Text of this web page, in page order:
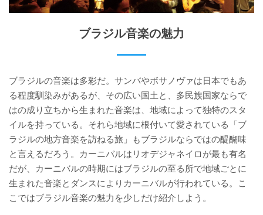
ブラジル音楽の魅力
ブラジルの音楽は多彩だ。サンバやボサノヴァは日本でもあ
る程度馴染みがあるが、その広い国土と、多民族国家ならで
はの成り立ちから生まれた音楽は、地域によって独特のスタ
イルを持っている。それら地域に根付いて愛されている「ブ
ラジルの地方音楽を訪ねる旅」もブラジルならではの醍醐味
と言えるだろう。カーニバルはリオデジャネイロが最も有名
だが、カーニバルの時期にはブラジルの至る所で地域ごとに
生まれた音楽とダンスによりカーニバルが行われている。こ
こではブラジル音楽の魅力を少しだけ紹介しよう。